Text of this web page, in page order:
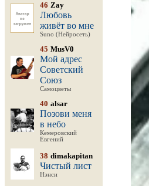
46 Zay
Любовь
живёт во мне
Suno (Нейросеть)
45 MusV0
Мой адрес
Советский
Союз
Самоцветы
40 alsar
Позови меня
в небо
Кемеровский
Евгений
38 dimakapitan
Чистый лист
Нэнси